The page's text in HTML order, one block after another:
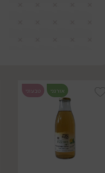
אורגני טבעוני